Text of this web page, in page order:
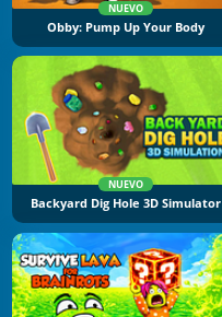
NUEVO
Obby: Pump Up Your Body
NUEVO
Backyard Dig Hole 3D Simulator